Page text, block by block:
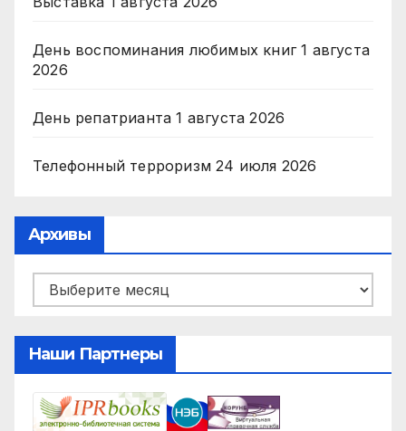
День воспоминания любимых книг 1 августа
2026
День репатрианта 1 августа 2026
Телефонный терроризм 24 июля 2026
Архивы
Архивы
Наши Партнеры